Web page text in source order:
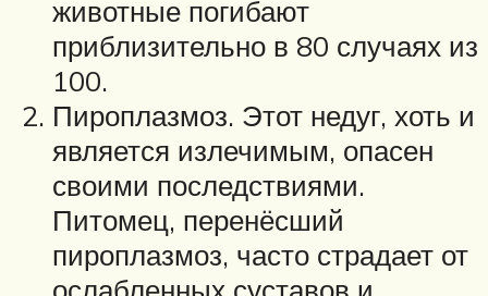
животные погибают
приблизительно в 80 случаях из
100.
Пироплазмоз. Этот недуг, хоть и
является излечимым, опасен
своими последствиями.
Питомец, перенёсший
пироплазмоз, часто страдает от